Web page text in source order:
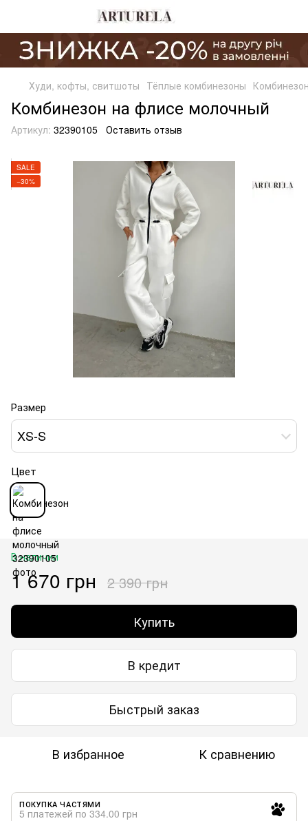
Худи, кофты, свитшоты Тёплые комбинезоны
Комбинезон на флисе молочный
Артикул: 32390105 Оставить отзыв
SALE
−30%
Размер
XS-S
Цвет
В наличии
1 670 грн 2 390 грн
Купить
В кредит
Быстрый заказ
В избранное К сравнению
ПОКУПКА ЧАСТЯМИ
5 платежей по 334.00 грн